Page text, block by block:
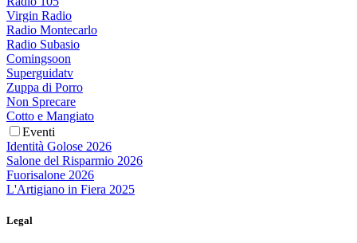
Virgin Radio
Radio Montecarlo
Radio Subasio
Comingsoon
Superguidatv
Zuppa di Porro
Non Sprecare
Cotto e Mangiato
Eventi
Identità Golose 2026
Salone del Risparmio 2026
Fuorisalone 2026
L'Artigiano in Fiera 2025
Legal